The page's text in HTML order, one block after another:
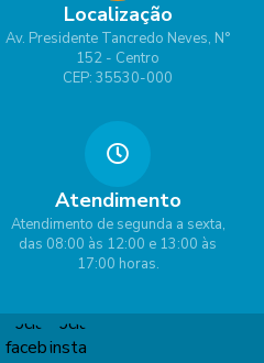
Localização
Av. Presidente Tancredo Neves, N°
152 - Centro
CEP: 35530-000
Atendimento
Atendimento de segunda a sexta,
das 08:00 às 12:00 e 13:00 às
17:00 horas.